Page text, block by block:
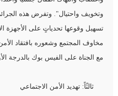
وتخويف واحتيال". وتفرض هذه
تسهيل وقوعها تحدياتٍ على الأجهزة
مخاوف المجتمع وشعوره بافتقاد
مع الجناة على الفيس بوك بالدرجة
ثالثًاً: تهديد الأمن الاجتماعي